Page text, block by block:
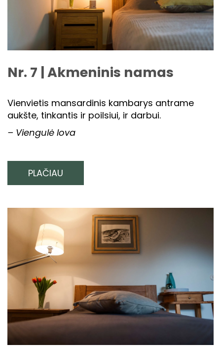
Nr. 7 | Akmeninis namas
Vienvietis mansardinis kambarys antrame
aukšte, tinkantis ir poilsiui, ir darbui.
– Viengulė lova
PLAČIAU